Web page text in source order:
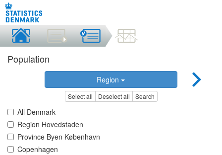
Population
Region
Select all Deselect all Search
All Denmark
Region Hovedstaden
Province Byen København
Copenhagen